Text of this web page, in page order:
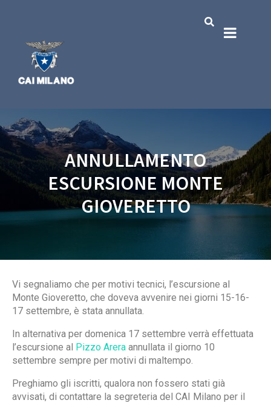
ANNULLAMENTO
ESCURSIONE MONTE
GIOVERETTO
Vi segnaliamo che per motivi tecnici, l’escursione al
Monte Gioveretto, che doveva avvenire nei giorni 15-16-
17 settembre, è stata annullata.
In alternativa per domenica 17 settembre verrà effettuata
l’escursione al Pizzo Arera annullata il giorno 10
settembre sempre per motivi di maltempo.
Preghiamo gli iscritti, qualora non fossero stati già
avvisati, di contattare la segreteria del CAI Milano per il